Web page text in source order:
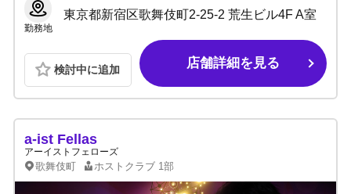
勤務地
東京都新宿区歌舞伎町2-25-2 荒生ビル4F A室
検討中に追加 店舗詳細を見る
a-ist Fellas
アーイストフェローズ
歌舞伎町 ホストクラブ 1部